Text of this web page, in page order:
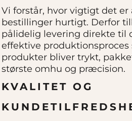
Vi forstår, hvor vigtigt det
bestillinger hurtigt. Derfor
pålidelig levering direkte til
effektive produktionsproces
produkter bliver trykt,
største omhu og præcision.
KVALITET OG